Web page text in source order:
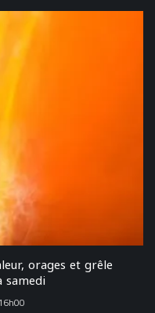
orages et grêle
samedi